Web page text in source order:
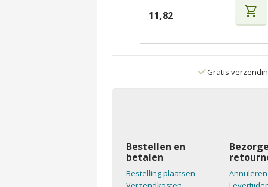
11,82 shopping_cart
Gratis
Bestellen en
betalen
Bestelling plaatsen